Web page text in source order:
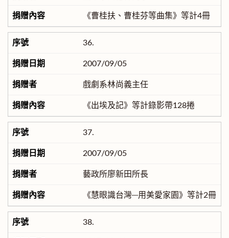
《曹桂扶、曹桂芬等曲集》等計4冊
36.
2007/09/05
戲劇系林尚義主任
《出埃及記》等計錄影帶128捲
37.
2007/09/05
藝政所廖新田所長
《慧眼識台灣─用美愛家園》等計2冊
38.